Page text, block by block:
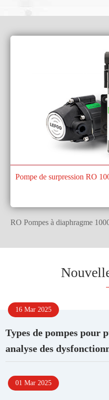
Pompe de surpression RO
RO Pompes à diaphragme
16 Mar 2025
Types de pompes pour
analyse des
01 Mar 2025